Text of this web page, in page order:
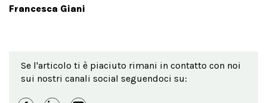
Francesca Giani
Se l'articolo ti è piaciuto rimani in contatto con noi
sui nostri canali social seguendoci su: